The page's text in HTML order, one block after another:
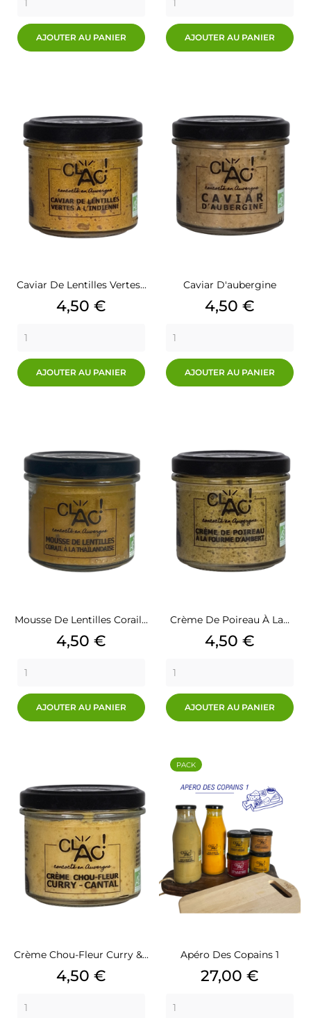
AJOUTER AU PANIER AJOUTER AU PANIER
Caviar De Lentilles Vertes...
Prix
4,50 €
AJOUTER AU PANIER
Caviar D'aubergine
Prix
4,50 €
AJOUTER AU PANIER
Mousse De Lentilles Corail...
Prix
4,50 €
AJOUTER AU PANIER
Crème De Poireau À La...
Prix
4,50 €
AJOUTER AU PANIER
Crème Chou-Fleur Curry &...
Prix
4,50 €
Apéro Des Copains 1
Prix
27,00 €
PACK